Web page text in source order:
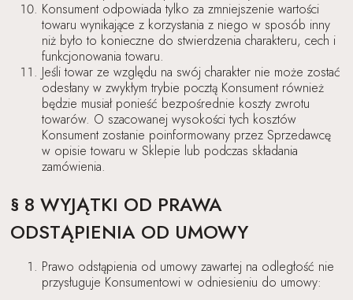
Konsument odpowiada tylko za zmniejszenie wartości
towaru wynikające z korzystania z niego w sposób inny
niż było to konieczne do stwierdzenia charakteru, cech i
funkcjonowania towaru.
Jeśli towar ze względu na swój charakter nie może zostać
odesłany w zwykłym trybie pocztą Konsument również
będzie musiał ponieść bezpośrednie koszty zwrotu
towarów. O szacowanej wysokości tych kosztów
Konsument zostanie poinformowany przez Sprzedawcę
w opisie towaru w Sklepie lub podczas składania
zamówienia.
§ 8 WYJĄTKI OD PRAWA
ODSTĄPIENIA OD UMOWY
Prawo odstąpienia od umowy zawartej na odległość nie
przysługuje Konsumentowi w odniesieniu do umowy: